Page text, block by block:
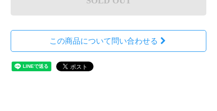
この商品について問い合わせる